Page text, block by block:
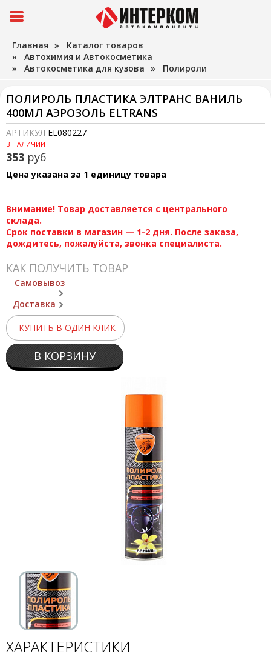
Главная » Каталог товаров
» Автохимия и Автокосметика
» Автокосметика для кузова » Полироли
ПОЛИРОЛЬ ПЛАСТИКА ЭЛТРАНС ВАНИЛЬ
400МЛ АЭРОЗОЛЬ ELTRANS
АРТИКУЛ EL080227
В НАЛИЧИИ
353 руб
Цена указана за 1 единицу товара
Внимание! Товар доставляется с центрального
склада.
Срок поставки в магазин — 1-2 дня. После заказа,
дождитесь, пожалуйста, звонка специалиста.
КАК ПОЛУЧИТЬ ТОВАР
Самовывоз
Доставка
КУПИТЬ В ОДИН КЛИК
В КОРЗИНУ
ХАРАКТЕРИСТИКИ